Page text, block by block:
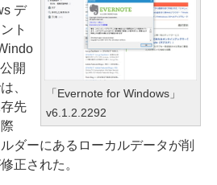
「Evernote for Windows」
v6.1.2.2292
デ
ト
開
、
先
ダーにあるローカルデータが削
正された。